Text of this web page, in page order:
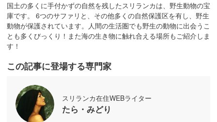
国土の多くに手付かずの自然を残したスリランカは、野生動物の宝
庫です。 6つのサファリと、その他多くの自然保護区を有し、野生
動物が保護されています。人間の生活圏でも野生の動物に出会うこ
とも多くびっくり！また海の生き物に触れ合える場所もご紹介しま
す！
この記事に登場する専門家
スリランカ在住WEBライター
たら・みどり